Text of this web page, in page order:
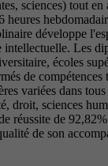
sciences) tout
développe
intellectuelle. Les
écoles
de compétences
variées dans tous
droit, sciences
réussite de
de son